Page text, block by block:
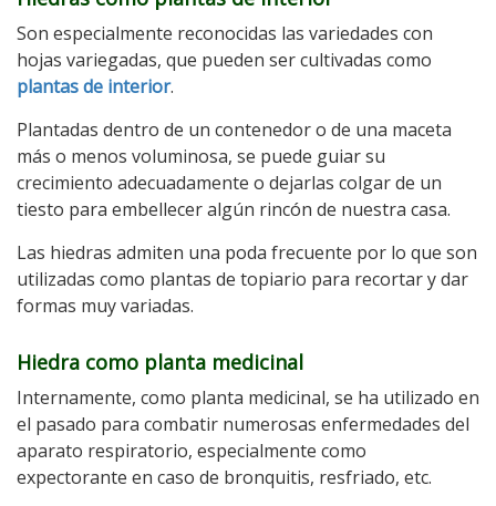
Son especialmente reconocidas las variedades con
hojas variegadas, que pueden ser cultivadas como
plantas de interior.
Plantadas dentro de un contenedor o de una maceta
más o menos voluminosa, se puede guiar su
crecimiento adecuadamente o dejarlas colgar de un
tiesto para embellecer algún rincón de nuestra casa.
Las hiedras admiten una poda frecuente por lo que son
utilizadas como plantas de topiario para recortar y dar
formas muy variadas.
Hiedra como planta medicinal
Internamente, como planta medicinal, se ha utilizado en
el pasado para combatir numerosas enfermedades del
aparato respiratorio, especialmente como
expectorante en caso de bronquitis, resfriado, etc.